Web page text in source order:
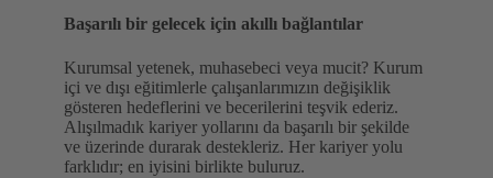
Başarılı bir gelecek için akıllı bağlantılar
Kurumsal yetenek, muhasebeci veya mucit? Kurum
içi ve dışı eğitimlerle çalışanlarımızın değişiklik
gösteren hedeflerini ve becerilerini teşvik ederiz.
Alışılmadık kariyer yollarını da başarılı bir şekilde
ve üzerinde durarak destekleriz. Her kariyer yolu
farklıdır; en iyisini birlikte buluruz.